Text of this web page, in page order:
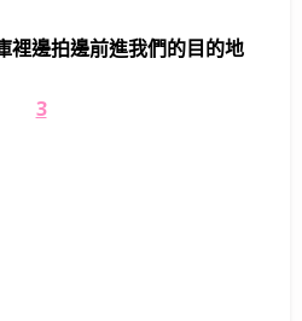
裡邊拍邊前進我們的目的地